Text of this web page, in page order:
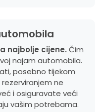
najbolje cijene. Čim
najam automobila.
posebno tijekom
ne
i osiguravate veći
vašim potrebama.